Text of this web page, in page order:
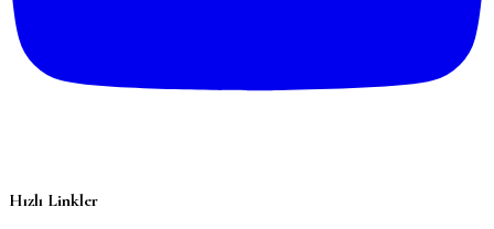
Hızlı Linkler